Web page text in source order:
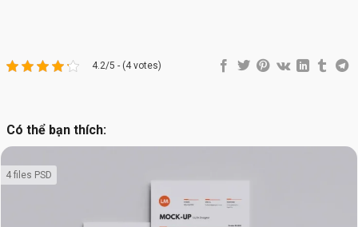
4.2/5 - (4 votes)
Có thể bạn thích:
4 files PSD